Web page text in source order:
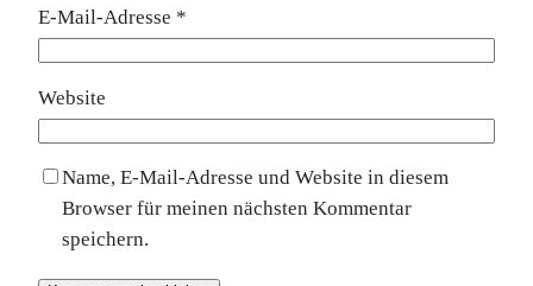
E-Mail-Adresse *
Website
Name, E-Mail-Adresse und Website in diesem
Browser für meinen nächsten Kommentar
speichern.